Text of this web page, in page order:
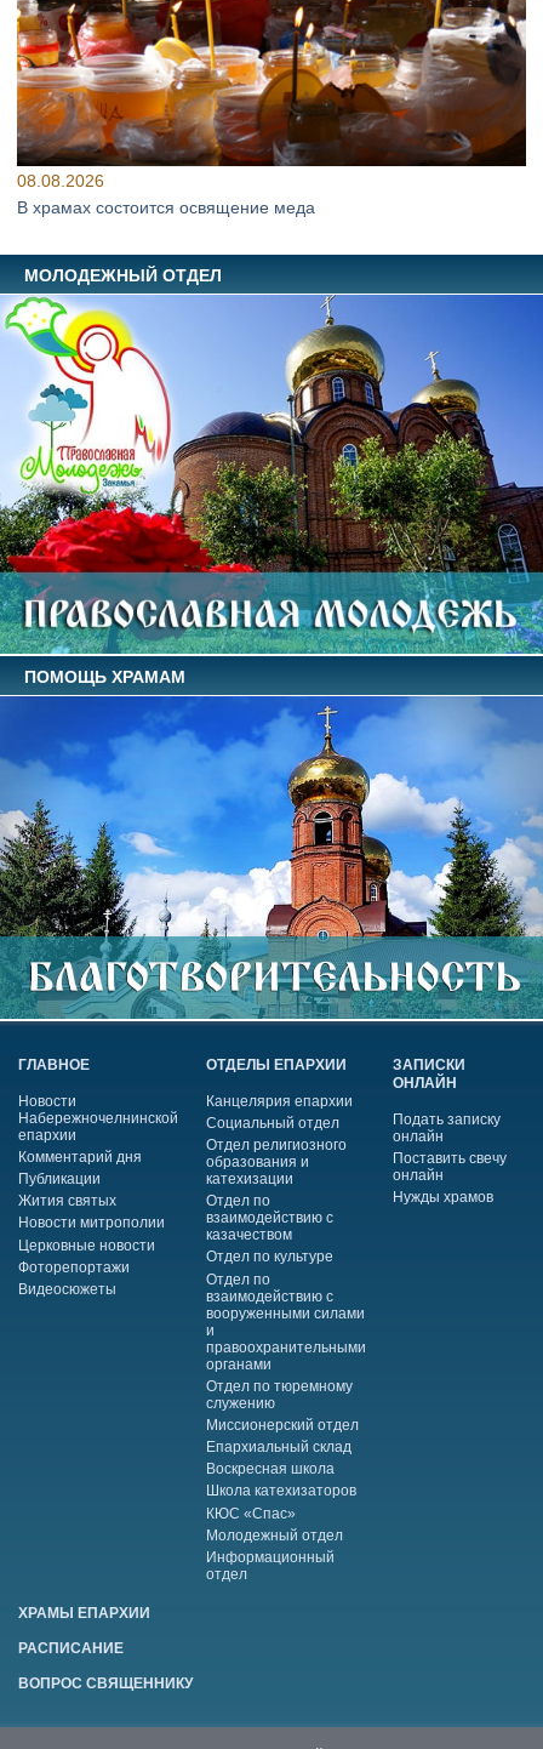
08.08.2026
В храмах состоится освящение меда
МОЛОДЕЖНЫЙ ОТДЕЛ
ПОМОЩЬ ХРАМАМ
ГЛАВНОЕ
Новости
Набережночелнинской
епархии
Комментарий дня
Публикации
Жития святых
Новости митрополии
Церковные новости
Фоторепортажи
Видеосюжеты
ОТДЕЛЫ ЕПАРХИИ
Канцелярия епархии
Социальный отдел
Отдел религиозного
образования и
катехизации
Отдел по
взаимодействию с
казачеством
Отдел по культуре
Отдел по
взаимодействию с
вооруженными силами
и
правоохранительными
органами
Отдел по тюремному
служению
Миссионерский отдел
Епархиальный склад
Воскресная школа
Школа катехизаторов
КЮС «Спас»
Молодежный отдел
Информационный
отдел
ЗАПИСКИ
ОНЛАЙН
Подать записку
онлайн
Поставить свечу
онлайн
Нужды храмов
ХРАМЫ ЕПАРХИИ
РАСПИСАНИЕ
ВОПРОС СВЯЩЕННИКУ